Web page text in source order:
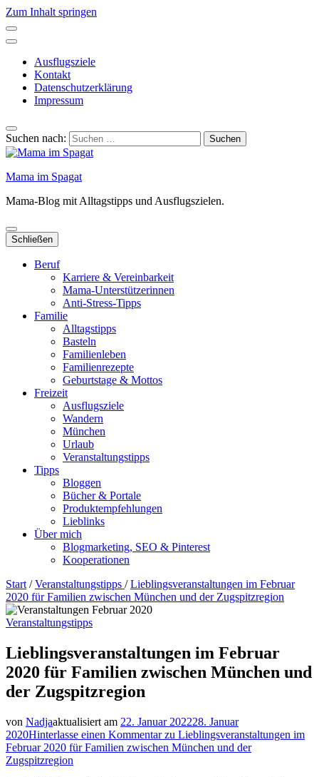
Zum Inhalt springen
Ausflugsziele
Kontakt
Datenschutzerklärung
Impressum
Suchen nach:
Mama im Spagat
Mama-Blog mit Alltagstipps und Ausflugszielen.
Schließen
Beruf
Karriere & Vereinbarkeit
Mama-Unterstützerinnen
Anti-Stress-Tipps
Familie
Alltagstipps
Basteln
Familienleben
Familienrezepte
Geburtstage & Mottos
Freizeit
Ausflugsziele
Wandern
München
Urlaub
Veranstaltungstipps
Tipps
Bloggen
Bücher & Portale
Produktempfehlungen
Lieblinks
Über mich
Blogmarketing, SEO & Pinterest
Kooperationen
Start / Veranstaltungstipps / Lieblingsveranstaltungen im Februar
2020 für Familien zwischen München und der Zugspitzregion
Veranstaltungstipps
Lieblingsveranstaltungen im Februar
2020 für Familien zwischen München und
der Zugspitzregion
von Nadjaaktualisiert am 22. Januar 202228. Januar
2020Hinterlasse einen Kommentarzu Lieblingsveranstaltungen im
Februar 2020 für Familien zwischen München und der
Zugspitzregion